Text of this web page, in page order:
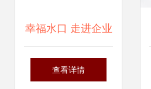
幸福水口 走进企业
关爱企业系列活动
查看详情